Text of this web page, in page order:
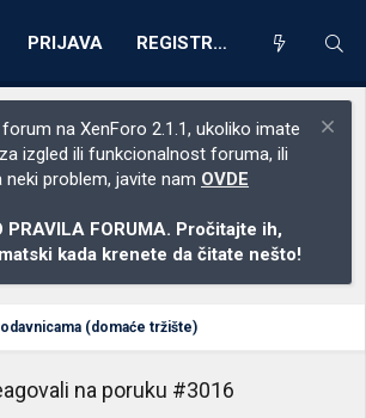
PRIJAVA REGISTRACIJA
na XenForo 2.1.1, ukoliko imate
izgled ili funkcionalnost foruma, ili
problem, javite nam OVDE
PRAVILA FORUMA. Pročitajte ih,
kada krenete da čitate nešto!
(domaće tržište)
na poruku #3016